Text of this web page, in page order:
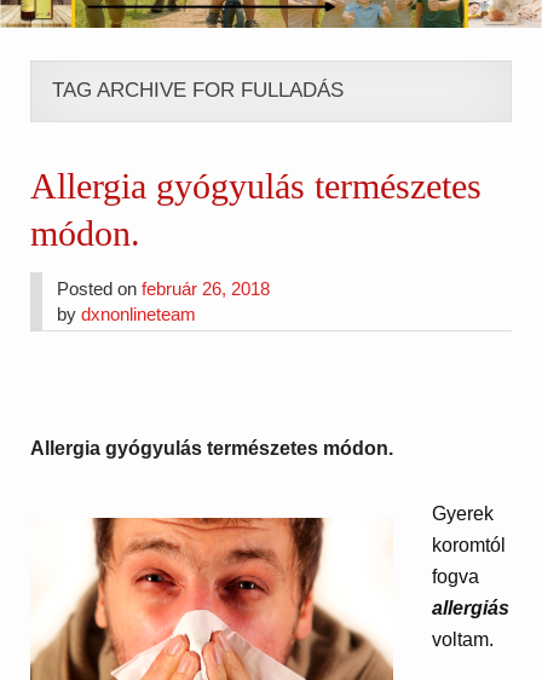
TAG ARCHIVE FOR FULLADÁS
Allergia gyógyulás természetes
módon.
Posted onfebruár 26, 2018
bydxnonlineteam
Allergia gyógyulás természetes módon.
Gyerek
koromtól
fogva
allergiás
voltam.